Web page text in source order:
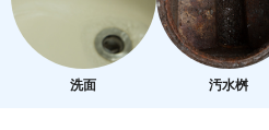
洗面 汚水桝